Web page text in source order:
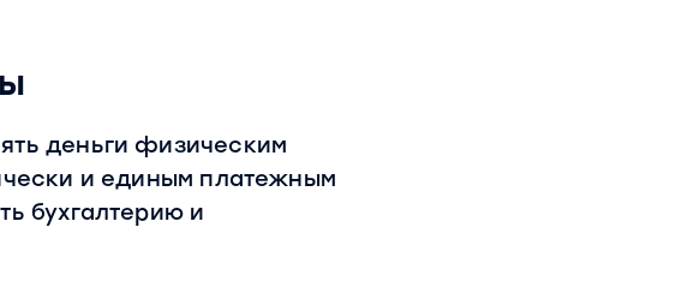
деньги физическим
и единым платежным
бухгалтерию и